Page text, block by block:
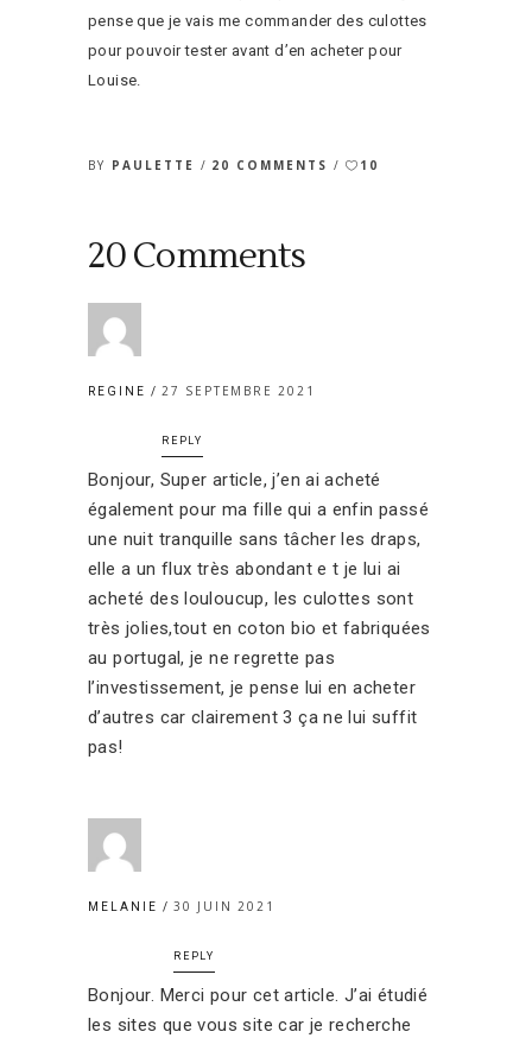
pense que je vais me commander des culottes
pour pouvoir tester avant d’en acheter pour
Louise.
BY PAULETTE 20 COMMENTS 10
20 Comments
REGINE 27 SEPTEMBRE 2021
REPLY
Bonjour, Super article, j’en ai acheté
également pour ma fille qui a enfin passé
une nuit tranquille sans tâcher les draps,
elle a un flux très abondant e t je lui ai
acheté des louloucup, les culottes sont
très jolies,tout en coton bio et fabriquées
au portugal, je ne regrette pas
l’investissement, je pense lui en acheter
d’autres car clairement 3 ça ne lui suffit
pas!
MELANIE 30 JUIN 2021
REPLY
Bonjour. Merci pour cet article. J’ai étudié
les sites que vous site car je recherche